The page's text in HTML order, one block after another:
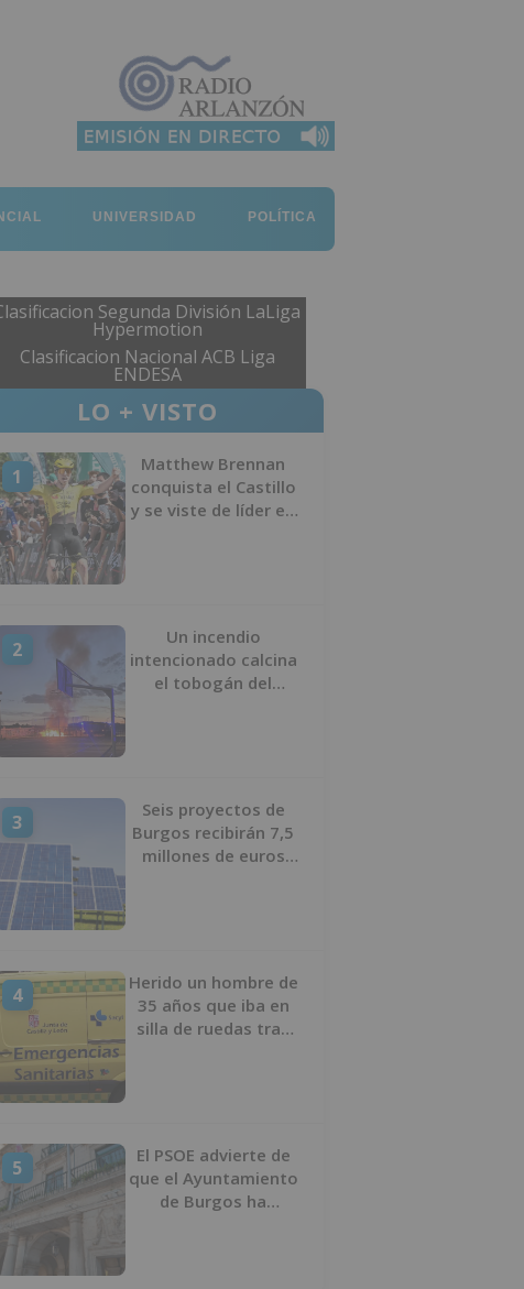
UNIVERSIDAD POLÍTICA
Segunda División LaLiga
Hypermotion
Clasificacion Nacional ACB Liga
ENDESA
LO + VISTO
1
Matthew Brennan
conquista el Castillo
y se viste de líder en
2
Un incendio
intencionado calcina
el tobogán del
3
Seis proyectos de
Burgos recibirán 7,5
millones de euros
4
Herido un hombre de
35 años que iba en
silla de ruedas tras
5
El PSOE advierte de
que el Ayuntamiento
de Burgos ha